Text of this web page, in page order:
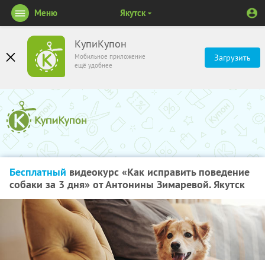
КупиКупон
Мобильное приложение
ещё удобнее
Загрузить
Меню Якутск
Бесплатный видеокурс «Как исправить поведение
собаки за 3 дня» от Антонины Зимаревой. Якутск